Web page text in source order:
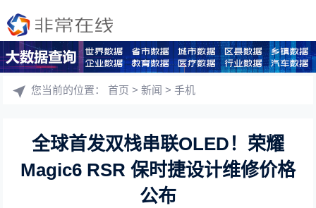
您当前的位置：首页 >新闻 >手机
全球首发双栈串联OLED！荣耀
Magic6 RSR 保时捷设计维修价格
公布